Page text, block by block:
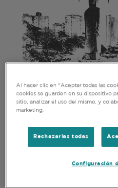
PAN-EUROPEA
Al hacer clic en “Aceptar todas las
cookies se guarden en su dispositivo
sitio, analizar el uso del mismo, y
marketing.
Rechazarlas todas
Configuración